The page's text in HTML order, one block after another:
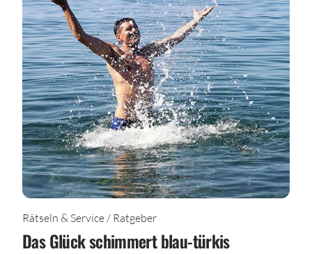
Rätseln & Service / Ratgeber
Das Glück schimmert blau-türkis